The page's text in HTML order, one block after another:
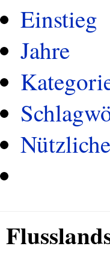
Einstieg
Jahre